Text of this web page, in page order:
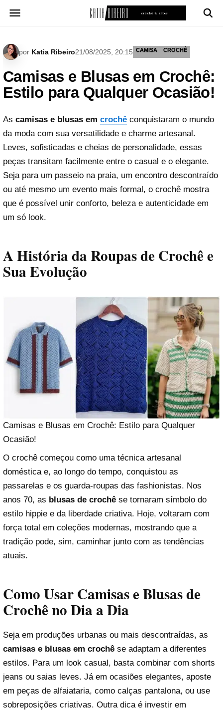
para
por Katia Ribeiro21/08/2025, 20:15 CAMISA CROCHÊ
Camisas e Blusas em Crochê:
Estilo para Qualquer Ocasião!
As camisas e blusas em crochê conquistaram o mundo
da moda com sua versatilidade e charme artesanal.
Leves, sofisticadas e cheias de personalidade, essas
peças transitam facilmente entre o casual e o elegante.
Seja para um passeio na praia, um encontro descontraído
ou até mesmo um evento mais formal, o crochê mostra
que é possível unir conforto, beleza e autenticidade em
um só look.
A História da Roupas de Crochê e
Sua Evolução
Camisas e Blusas em Crochê: Estilo para Qualquer
Ocasião!
O crochê começou como uma técnica artesanal
doméstica e, ao longo do tempo, conquistou as
passarelas e os guarda-roupas das fashionistas. Nos
anos 70, as blusas de crochê se tornaram símbolo do
estilo hippie e da liberdade criativa. Hoje, voltaram com
força total em coleções modernas, mostrando que a
tradição pode, sim, caminhar junto com as tendências
atuais.
Como Usar Camisas e Blusas de
Crochê no Dia a Dia
Seja em produções urbanas ou mais descontraídas, as
camisas e blusas em crochê se adaptam a diferentes
estilos. Para um look casual, basta combinar com shorts
jeans ou saias leves. Já em ocasiões elegantes, aposte
em peças de alfaiataria, como calças pantalona, ou use
sobreposições criativas. Outra dica é investir em